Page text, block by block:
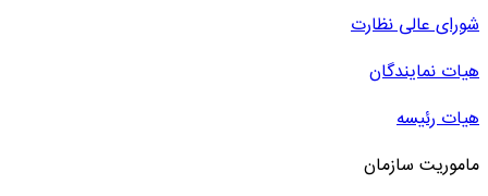
شورای عالی نظارت
هیات نمایندگان
هیات رئیسه
ماموریت سازمان